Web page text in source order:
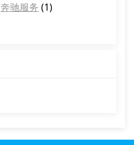
奔驰服务 (1)